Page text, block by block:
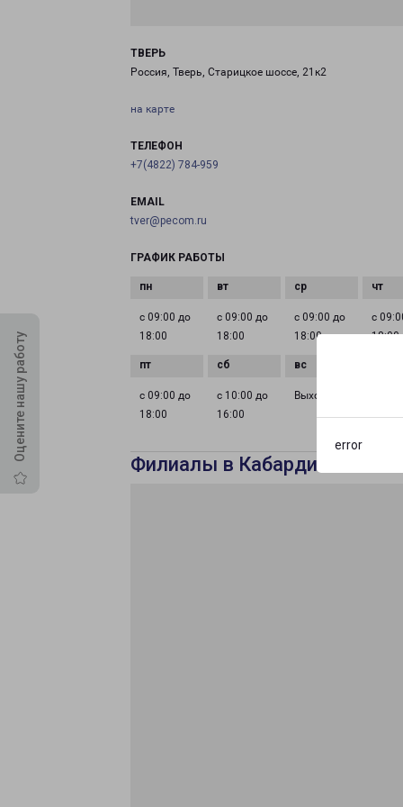
error
Оцените нашу работу
ТВЕРЬ
Россия, Тверь, Старицкое шоссе, 21к2
на карте
ТЕЛЕФОН
+7(4822) 784-959
EMAIL
tver@pecom.ru
ГРАФИК РАБОТЫ
с 09:00 до
18:00
с 09:00 до
18:00
с 09:00 до
18:00
с
18:00
с 09:00 до
18:00
с 10:00 до
16:00
Выходной
Филиалы в Кабардино-